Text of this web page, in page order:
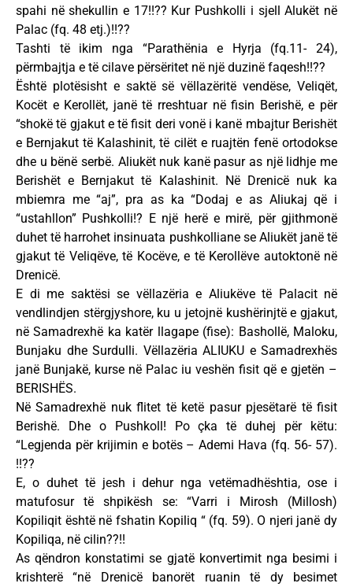
spahi në shekullin e 17!!?? Kur Pushkolli i sjell Alukët në
Palac (fq. 48 etj.)!!??
Tashti të ikim nga “Parathënia e Hyrja (fq.11- 24),
përmbajtja e të cilave përsëritet në një duzinë faqesh!!??
Është plotësisht e saktë së vëllazëritë vendëse, Veliqët,
Kocët e Kerollët, janë të rreshtuar në fisin Berishë, e për
“shokë të gjakut e të fisit deri vonë i kanë mbajtur Berishët
e Bernjakut të Kalashinit, të cilët e ruajtën fenë ortodokse
dhe u bënë serbë. Aliukët nuk kanë pasur as një lidhje me
Berishët e Bernjakut të Kalashinit. Në Drenicë nuk ka
mbiemra me “aj”, pra as ka “Dodaj e as Aliukaj që i
“ustahllon” Pushkolli!? E një herë e mirë, për gjithmonë
duhet të harrohet insinuata pushkolliane se Aliukët janë të
gjakut të Veliqëve, të Kocëve, e të Kerollëve autoktonë në
Drenicë.
E di me saktësi se vëllazëria e Aliukëve të Palacit në
vendlindjen stërgjyshore, ku u jetojnë kushërinjtë e gjakut,
në Samadrexhë ka katër llagape (fise): Bashollë, Maloku,
Bunjaku dhe Surdulli. Vëllazëria ALIUKU e Samadrexhës
janë Bunjakë, kurse në Palac iu veshën fisit që e gjetën –
BERISHËS.
Në Samadrexhë nuk flitet të ketë pasur pjesëtarë të fisit
Berishë. Dhe o Pushkoll! Po çka të duhej për këtu:
“Legjenda për krijimin e botës – Ademi Hava (fq. 56- 57).
!!??
E, o duhet të jesh i dehur nga vetëmadhështia, ose i
matufosur të shpikësh se: “Varri i Mirosh (Millosh)
Kopiliqit është në fshatin Kopiliq “ (fq. 59). O njeri janë dy
Kopiliqa, në cilin??!!
As qëndron konstatimi se gjatë konvertimit nga besimi i
krishterë “në Drenicë banorët ruanin të dy besimet